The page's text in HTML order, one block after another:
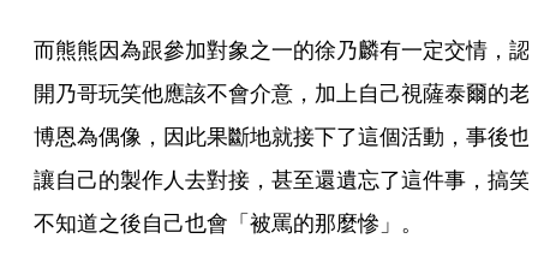
而熊熊因為跟參加對象之一的徐乃麟有一定交情，認
開乃哥玩笑他應該不會介意，加上自己視薩泰爾的老
博恩為偶像，因此果斷地就接下了這個活動，事後也
讓自己的製作人去對接，甚至還遺忘了這件事，搞笑
不知道之後自己也會「被罵的那麼慘」。